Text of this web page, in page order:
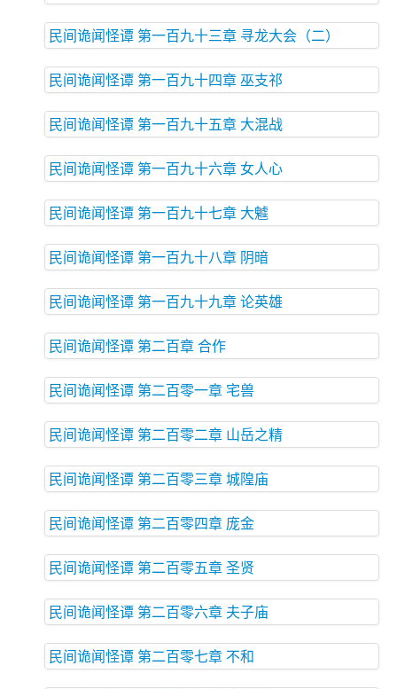
民间诡闻怪谭 第一百九十三章 寻龙大会（二）
民间诡闻怪谭 第一百九十四章 巫支祁
民间诡闻怪谭 第一百九十五章 大混战
民间诡闻怪谭 第一百九十六章 女人心
民间诡闻怪谭 第一百九十七章 大魖
民间诡闻怪谭 第一百九十八章 阴暗
民间诡闻怪谭 第一百九十九章 论英雄
民间诡闻怪谭 第二百章 合作
民间诡闻怪谭 第二百零一章 宅兽
民间诡闻怪谭 第二百零二章 山岳之精
民间诡闻怪谭 第二百零三章 城隍庙
民间诡闻怪谭 第二百零四章 庞金
民间诡闻怪谭 第二百零五章 圣贤
民间诡闻怪谭 第二百零六章 夫子庙
民间诡闻怪谭 第二百零七章 不和